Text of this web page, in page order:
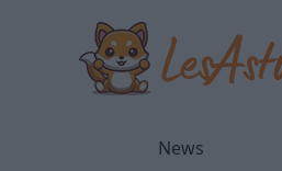
News